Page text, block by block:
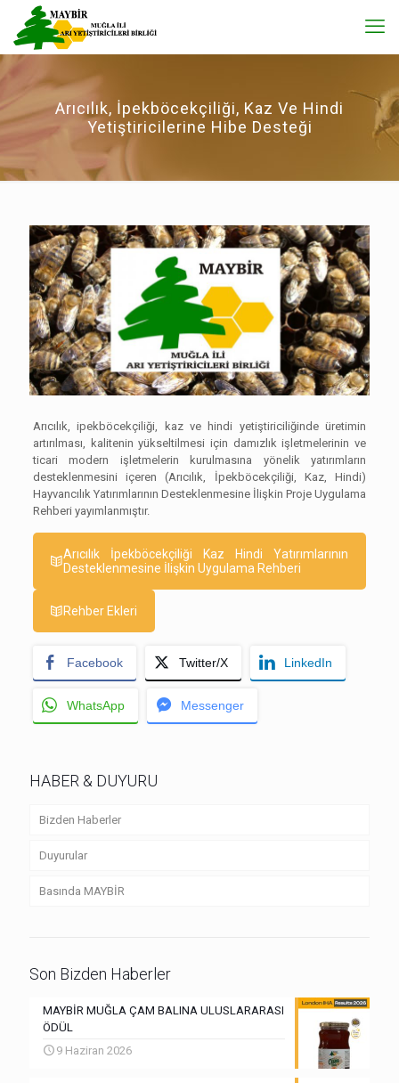
Arıcılık, İpekböcekçiliği, Kaz Ve Hindi
Yetiştiricilerine Hibe Desteği
Arıcılık, ipekböcekçiliği, kaz ve hindi yetiştiriciliğinde üretimin
artırılması, kalitenin yükseltilmesi için damızlık işletmelerinin ve
ticari modern işletmelerin kurulmasına yönelik yatırımların
desteklenmesini içeren (Arıcılık, İpekböcekçiliği, Kaz, Hindi)
Hayvancılık Yatırımlarının Desteklenmesine İlişkin Proje Uygulama
Rehberi yayımlanmıştır.
Arıcılık İpekböcekçiliği Kaz Hindi Yatırımlarının
Desteklenmesine İlişkin Uygulama Rehberi
Rehber Ekleri
Facebook Twitter/X LinkedIn
WhatsApp Messenger
HABER & DUYURU
Bizden Haberler
Duyurular
Basında MAYBİR
Son Bizden Haberler
MAYBİR MUĞLA ÇAM BALINA ULUSLARARASI
ÖDÜL
9 Haziran 2026